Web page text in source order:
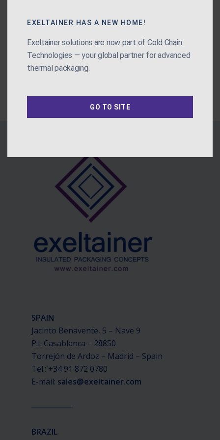
solicitação do cliente).
SPAIN
Jacinto Benavente, 5 – Nave 9
P.I. Casablanca – 28850
Torrejón de Ardoz – Madrid – Spain
Tel.: +34 91 872 0780
E-mail: sales@exeltainer.com
BRAZIL
EXELTAINER HAS A NEW HOME!
Exeltainer solutions are now part of Cold Chain
Technologies — your global partner for advanced
thermal packaging.
GO TO SITE
NEOX
Pallet Shipper
Single US Pallet
English
Español